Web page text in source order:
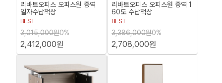
리바트오피스 오피스원 중역
일자수납책상
BEST
3,015,000원0%
2,412,000원
리바트오피스 오피스원 중역 1
60도 수납책상
BEST
3,386,000원0%
2,708,000원